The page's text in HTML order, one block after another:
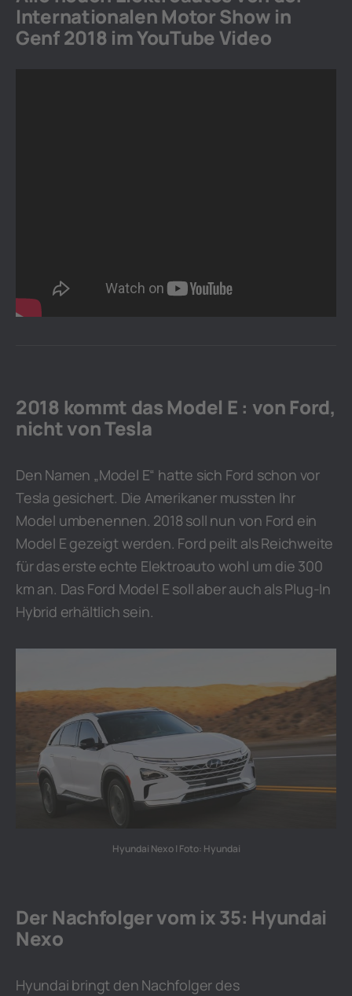
Internationalen Motor Show in
Genf 2018 im YouTube Video
2018 kommt das Model E : von Ford,
nicht von Tesla
Den Namen „Model E“ hatte sich Ford schon vor
Tesla gesichert. Die Amerikaner mussten Ihr
Model umbenennen. 2018 soll nun von Ford ein
Model E gezeigt werden. Ford peilt als Reichweite
für das erste echte Elektroauto wohl um die 300
km an. Das Ford Model E soll aber auch als Plug-In
Hybrid erhältlich sein.
Hyundai Nexo | Foto: Hyundai
Der Nachfolger vom ix 35: Hyundai
Nexo
Hyundai bringt den Nachfolger des